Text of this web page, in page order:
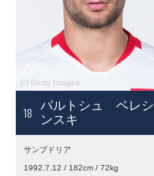
18
バルトシュ ベレシ
ンスキ
サンプドリア
1992.7.12 / 182cm / 72kg